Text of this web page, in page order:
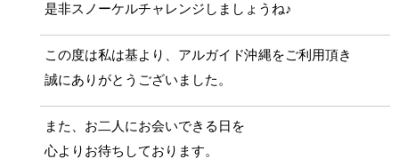
是非スノーケルチャレンジしましょうね♪
この度は私は基より、アルガイド沖縄をご利用頂き
誠にありがとうございました。
また、お二人にお会いできる日を
心よりお待ちしております。